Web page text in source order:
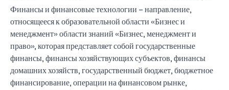
Финансы и финансовые технологии – направление,
относящееся к образовательной области «Бизнес и
менеджмент» области знаний «Бизнес, менеджмент и
право», которая представляет собой государственные
финансы, финансы хозяйствующих субъектов, финансы
домашних хозяйств, государственный бюджет, бюджетное
финансирование, операции на финансовом рынке,